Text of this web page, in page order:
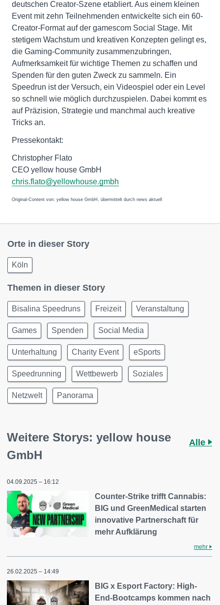
deutschen Creator-Szene etabliert. Aus einem kleinen
Event mit zehn Teilnehmenden entwickelte sich ein 60-
Creator-Format auf der gamescom Social Stage. Mit
stetigem Wachstum und kreativen Konzepten gelingt es,
die Gaming-Community zusammenzubringen,
Aufmerksamkeit für wichtige Themen zu schaffen und
Spenden für den guten Zweck zu sammeln. Ein
Speedrun ist der Versuch, ein Videospiel oder ein Level
so schnell wie möglich durchzuspielen. Dabei kommt es
auf Präzision, Strategie und manchmal auch kreative
Tricks an.
Pressekontakt:
Christopher Flato
CEO yellow house GmbH
chris.flato@yellowhouse.gmbh
Original-Content von: yellow house GmbH, übermittelt durch news aktuell
Orte in dieser Story
Köln
Themen in dieser Story
Bisalina Speedruns Freizeit Veranstaltung
Games Spenden Social Media
Unterhaltung Charity Event eSports
Speedrunning Wettbewerb Soziales
Netzwelt Panorama
Weitere Storys: yellow house
GmbH
Alle
04.09.2025 – 16:12
Counter-Strike trifft Cannabis:
BIG und GreenMedical starten
innovative Partnerschaft für
mehr Aufklärung
mehr
26.02.2025 – 14:49
BIG x Esport Factory: High-
End-Bootcamps kommen nach